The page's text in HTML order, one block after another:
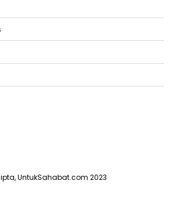
UntukSahabat.com 2023